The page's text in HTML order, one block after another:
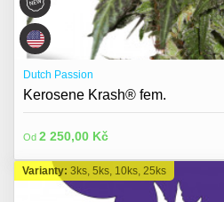
Dutch Passion
Kerosene Krash® fem.
Od 2 250,00 Kč
Varianty: 3ks, 5ks, 10ks, 25ks